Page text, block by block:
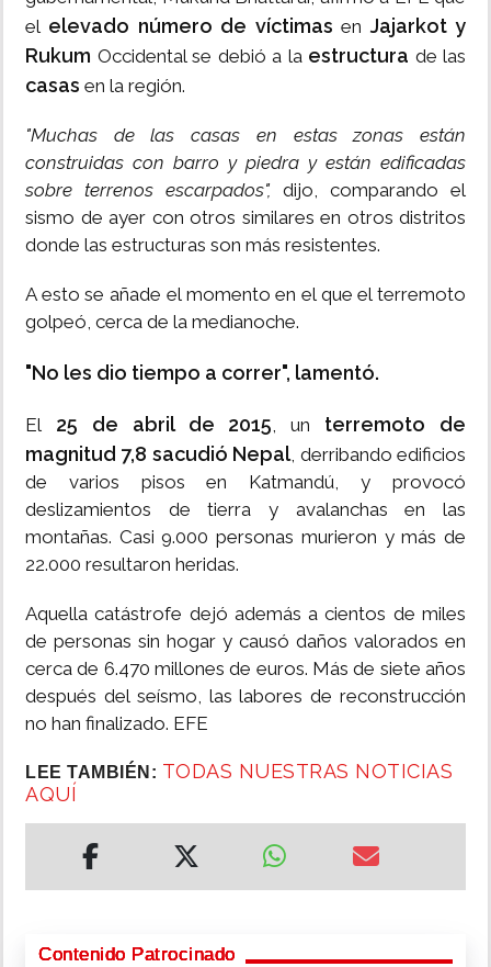
el elevado número de víctimasen Jajarkot y
Rukum Occidental se debió a la estructura de las
casas en la región.
"Muchas de las casas en estas zonas están
construidas con barro y piedra y están edificadas
sobre terrenos escarpados", dijo, comparando el
sismo de ayer con otros similares en otros distritos
donde las estructuras son más resistentes.
A esto se añade el momento en el que el terremoto
golpeó, cerca de la medianoche.
"No les dio tiempo a correr", lamentó.
El 25 de abril de 2015, un terremoto de
magnitud 7,8 sacudió Nepal, derribando edificios
de varios pisos en Katmandú, y provocó
deslizamientos de tierra y avalanchas en las
montañas. Casi 9.000 personas murieron y más de
22.000 resultaron heridas.
Aquella catástrofe dejó además a cientos de miles
de personas sin hogar y causó daños valorados en
cerca de 6.470 millones de euros. Más de siete años
después del seísmo, las labores de reconstrucción
no han finalizado. EFE
LEE TAMBIÉN: TODAS NUESTRAS NOTICIAS
AQUÍ
Contenido Patrocinado